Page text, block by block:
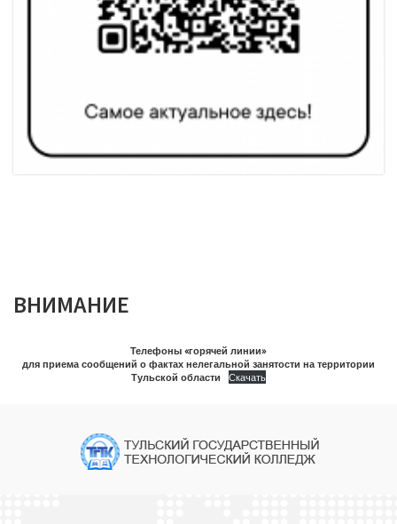
ВНИМАНИЕ
Телефоны «горячей линии»
для приема сообщений о фактах нелегальной занятости на территории
Тульской области
Скачать